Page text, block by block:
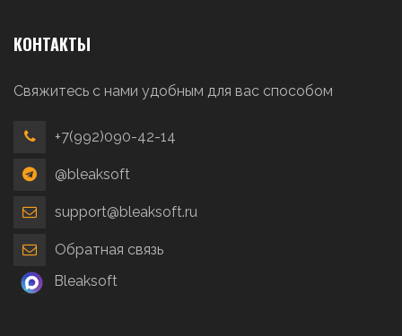
КОНТАКТЫ
Свяжитесь с нами удобным для вас способом
+7(992)090-42-14
@bleaksoft
support@bleaksoft.ru
Обратная связь
Bleaksoft